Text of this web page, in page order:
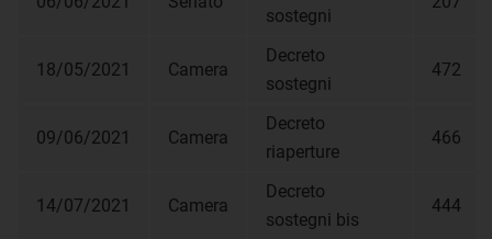
sostegni
18/05/2021 Camera
Decreto
sostegni
472
09/06/2021 Camera
Decreto
riaperture
466
14/07/2021 Camera
Decreto
sostegni bis
444